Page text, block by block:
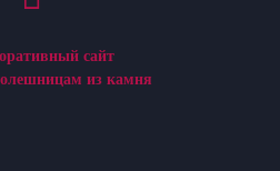
сайт
из камня